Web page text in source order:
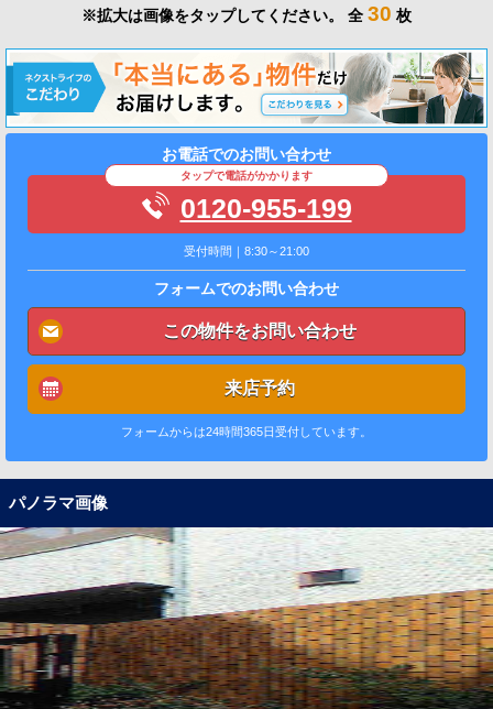
※拡大は画像をタップしてください。 全 30 枚
お電話でのお問い合わせ
タップで電話がかかります
0120-955-199
受付時間｜8:30～21:00
フォームでのお問い合わせ
この物件をお問い合わせ
来店予約
フォームからは24時間365日受付しています。
パノラマ画像